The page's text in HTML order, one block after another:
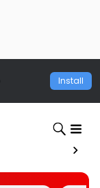
Install